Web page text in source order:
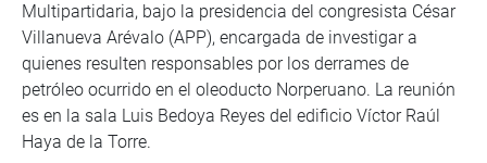
Multipartidaria, bajo la presidencia del congresista César
Villanueva Arévalo (APP), encargada de investigar a
quienes resulten responsables por los derrames de
petróleo ocurrido en el oleoducto Norperuano. La reunión
es en la sala Luis Bedoya Reyes del edificio Víctor Raúl
Haya de la Torre.